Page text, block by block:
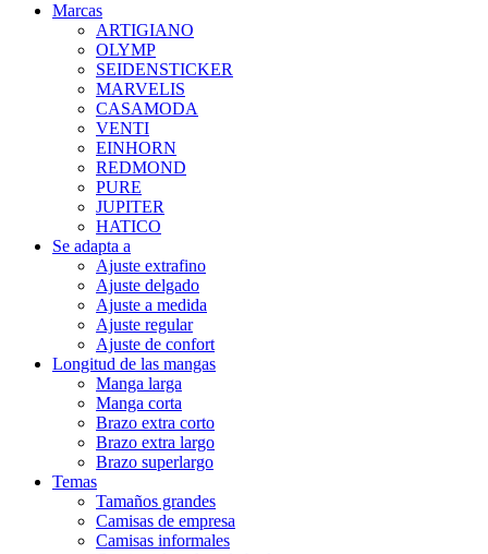
Marcas
ARTIGIANO
OLYMP
SEIDENSTICKER
MARVELIS
CASAMODA
VENTI
EINHORN
REDMOND
PURE
JUPITER
HATICO
Se adapta a
Ajuste extrafino
Ajuste delgado
Ajuste a medida
Ajuste regular
Ajuste de confort
Longitud de las mangas
Manga larga
Manga corta
Brazo extra corto
Brazo extra largo
Brazo superlargo
Temas
Tamaños grandes
Camisas de empresa
Camisas informales